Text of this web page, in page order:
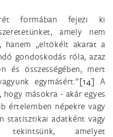
formában fejezi ki
amely nem
hanem „eltökélt akarat a
gondoskodás róla, azaz
és összességében, mert
egymásért.”[14] A
másokra - akár egyes
értelemben népekre vagy
statisztikai adatként vagy
amelyet